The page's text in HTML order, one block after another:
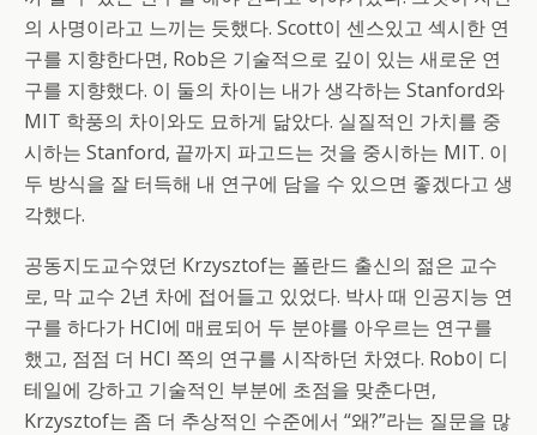
의 사명이라고 느끼는 듯했다. Scott이 센스있고 섹시한 연
구를 지향한다면, Rob은 기술적으로 깊이 있는 새로운 연
구를 지향했다. 이 둘의 차이는 내가 생각하는 Stanford와
MIT 학풍의 차이와도 묘하게 닮았다. 실질적인 가치를 중
시하는 Stanford, 끝까지 파고드는 것을 중시하는 MIT. 이
두 방식을 잘 터득해 내 연구에 담을 수 있으면 좋겠다고 생
각했다.
공동지도교수였던 Krzysztof는 폴란드 출신의 젊은 교수
로, 막 교수 2년 차에 접어들고 있었다. 박사 때 인공지능 연
구를 하다가 HCI에 매료되어 두 분야를 아우르는 연구를
했고, 점점 더 HCI 쪽의 연구를 시작하던 차였다. Rob이 디
테일에 강하고 기술적인 부분에 초점을 맞춘다면,
Krzysztof는 좀 더 추상적인 수준에서 “왜?”라는 질문을 많